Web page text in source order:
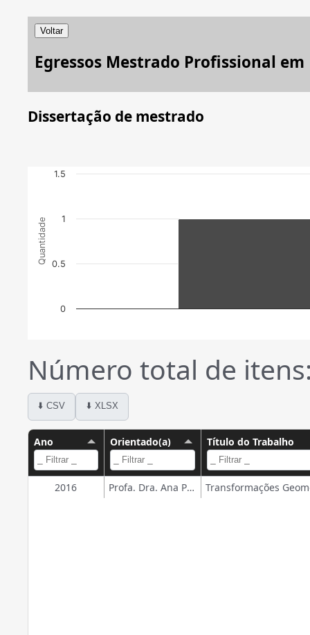
Voltar
Egressos Mestrado Profissional
Dissertação de mestrado
Quantidade
0
0.5
1
1.5
Número total de
⬇️ CSV ⬇️ XLSX
Ano Orientado(a) Título do Trabalho
2016 Profa. Dra. Ana Paula Jahn